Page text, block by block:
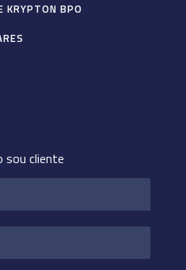
KRYPTON BPO
sou cliente